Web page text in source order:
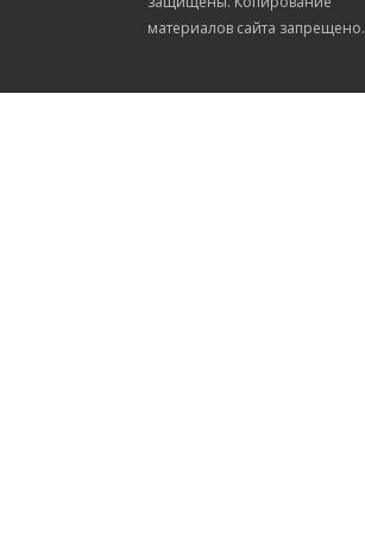
материалов сайта запрещено.